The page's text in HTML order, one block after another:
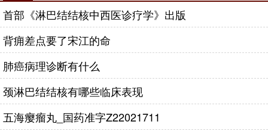
首部《淋巴结结核中西医诊疗学》出版
背痈差点要了宋江的命
肺癌病理诊断有什么
颈淋巴结结核有哪些临床表现
五海瘿瘤丸_国药准字Z22021711